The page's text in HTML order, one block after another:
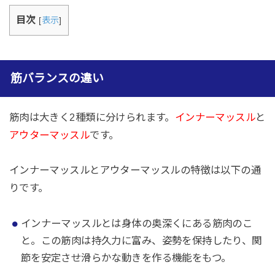
目次 [表示]
筋バランスの違い
筋肉は大きく2種類に分けられます。 インナーマッスルと
アウターマッスルです。
インナーマッスルとアウターマッスルの特徴は以下の通
りです。
インナーマッスルとは身体の奥深くにある筋肉のこ
と。この筋肉は持久力に富み、姿勢を保持したり、関
節を安定させ滑らかな動きを作る機能をもつ。